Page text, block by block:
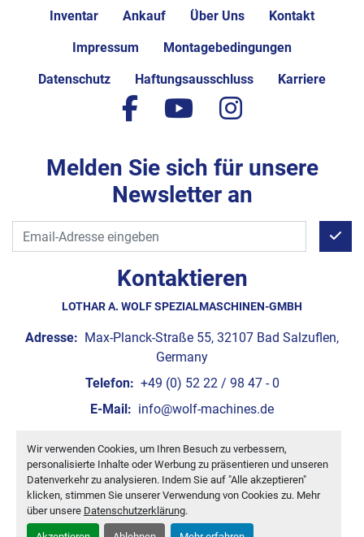
Wir verwenden Cookies, um Ihren Besuch zu verbessern,
personalisierte Inhalte oder Werbung zu präsentieren und unseren
Datenverkehr zu analysieren. Indem Sie auf "Alle akzeptieren"
klicken, stimmen Sie unserer Verwendung von Cookies zu. Mehr
über unsere Datenschutzerklärung.
Inventar Ankauf Über Uns Kontakt
Impressum Montagebedingungen
Datenschutz Haftungsausschluss Karriere
Kontaktieren
LOTHAR A. WOLF SPEZIALMASCHINEN-GMBH
Adresse: Max-Planck-Straße 55, 32107 Bad Salzuflen,
Germany
Telefon: +49 (0) 52 22 / 98 47 - 0
E-Mail: info@wolf-machines.de
Cookie-Einstellungen
Machinio System-Website vonMachinio
facebook
youtubeinstagram
Melden Sie sich für unsere
Newsletter an